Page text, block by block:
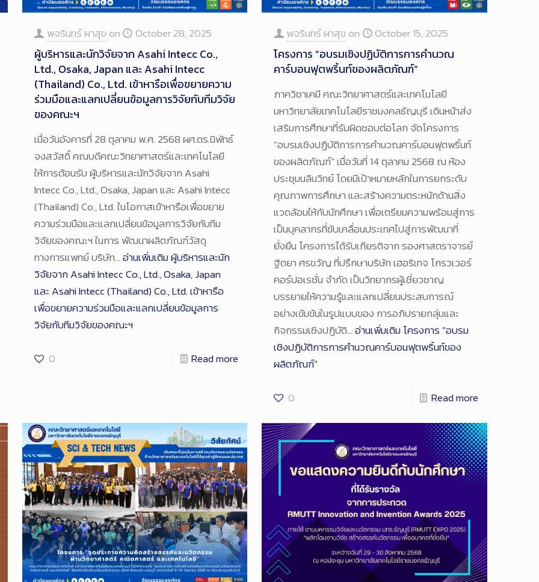
พจรินทร์ ผาสุข on October 28, 2025
ผู้บริหารและนักวิจัยจาก Asahi Intecc Co.,
Ltd., Osaka, Japan และ Asahi Intecc
(Thailand) Co., Ltd. เข้าหารือเพื่อขยายความ
ร่วมมือและแลกเปลี่ยนข้อมูลการวิจัยกับทีมวิจัย
ของคณะฯ
เมื่อวันอังคารที่ 28 ตุลาคม พ.ศ. 2568 ผศ.ดร.นิพัทธ์
จงสวัสดิ์ คณบดีคณะวิทยาศาสตร์และเทคโนโลยี
ให้การต้อนรับ ผู้บริหารและนักวิจัยจาก Asahi
Intecc Co., Ltd., Osaka, Japan และ Asahi Intecc
(Thailand) Co., Ltd. ในโอกาสเข้าหารือเพื่อขยาย
ความร่วมมือและแลกเปลี่ยนข้อมูลการวิจัยกับทีม
วิจัยของคณะฯ ในการ พัฒนาผลิตภัณฑ์วัสดุ
ทางการแพทย์ บริษัท…อ่านเพิ่มเติมผู้บริหารและนัก
วิจัยจาก Asahi Intecc Co., Ltd., Osaka, Japan
และ Asahi Intecc (Thailand) Co., Ltd. เข้าหารือ
เพื่อขยายความร่วมมือและแลกเปลี่ยนข้อมูลการ
วิจัยกับทีมวิจัยของคณะฯ
0 Read more
พจรินทร์ ผาสุข on October 15, 2025
โครงการ “อบรมเชิงปฏิบัติการการคำนวณ
คาร์บอนฟุตพริ้นท์ของผลิตภัณฑ์”
ภาควิชาเคมี คณะวิทยาศาสตร์และเทคโนโลยี
มหาวิทยาลัยเทคโนโลยีราชมงคลธัญบุรี เดินหน้าส่ง
เสริมการศึกษาที่รับผิดชอบต่อโลก จัดโครงการ
“อบรมเชิงปฏิบัติการการคำนวณคาร์บอนฟุตพริ้นท์
ของผลิตภัณฑ์” เมื่อวันที่ 14 ตุลาคม 2568 ณ ห้อง
ประชุมนลินวิทย์ โดยมีเป้าหมายหลักในการยกระดับ
คุณภาพการศึกษา และสร้างความตระหนักด้านสิ่ง
แวดล้อมให้กับนักศึกษา เพื่อเตรียมความพร้อมสู่การ
เป็นบุคลากรที่ขับเคลื่อนประเทศไปสู่การพัฒนาที่
ยั่งยืน โครงการได้รับเกียรติจาก รองศาสตราจารย์
ฐิตยา ศรขวัญ ที่ปรึกษาบริษัท เฮอริเทจ โกรวเวอร์
คอร์ปอเรชั่น จำกัด เป็นวิทยากรผู้เชี่ยวชาญ
บรรยายให้ความรู้และแลกเปลี่ยนประสบการณ์
อย่างเข้มข้นในรูปแบบของ การอภิปรายกลุ่มและ
กิจกรรมเชิงปฏิบัติ…อ่านเพิ่มเติม โครงการ “อบรม
เชิงปฏิบัติการการคำนวณคาร์บอนฟุตพริ้นท์ของ
ผลิตภัณฑ์”
0 Read more